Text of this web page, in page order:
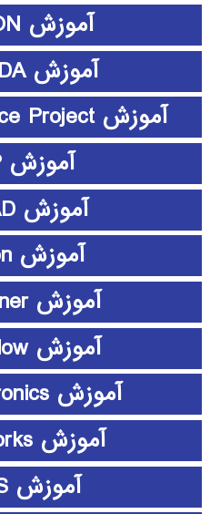
آموزش LUMION
آموزش MAXQDA
آموزش Microsoft Office Project
آموزش PHP
آموزش PSCAD
آموزش python
آموزش rapidminer
آموزش ShowFlow
آموزش SimElectronics
آموزش SolidWorks
آموزش SPSS